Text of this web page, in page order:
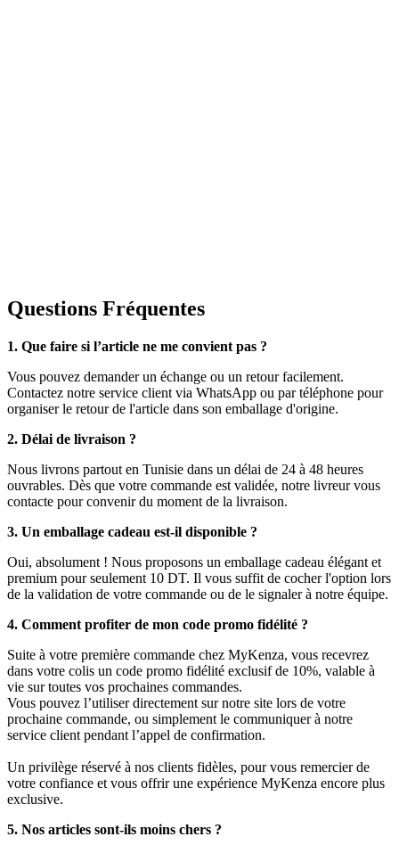
Questions Fréquentes
1. Que faire si l’article ne me convient pas ?
Vous pouvez demander un échange ou un retour facilement.
Contactez notre service client via WhatsApp ou par téléphone pour
organiser le retour de l'article dans son emballage d'origine.
2. Délai de livraison ?
Nous livrons partout en Tunisie dans un délai de 24 à 48 heures
ouvrables. Dès que votre commande est validée, notre livreur vous
contacte pour convenir du moment de la livraison.
3. Un emballage cadeau est-il disponible ?
Oui, absolument ! Nous proposons un emballage cadeau élégant et
premium pour seulement 10 DT. Il vous suffit de cocher l'option lors
de la validation de votre commande ou de le signaler à notre équipe.
4. Comment profiter de mon code promo fidélité ?
Suite à votre première commande chez MyKenza, vous recevrez
dans votre colis un code promo fidélité exclusif de 10%, valable à
vie sur toutes vos prochaines commandes.
Vous pouvez l’utiliser directement sur notre site lors de votre
prochaine commande, ou simplement le communiquer à notre
service client pendant l’appel de confirmation.
Un privilège réservé à nos clients fidèles, pour vous remercier de
votre confiance et vous offrir une expérience MyKenza encore plus
exclusive.
5. Nos articles sont-ils moins chers ?